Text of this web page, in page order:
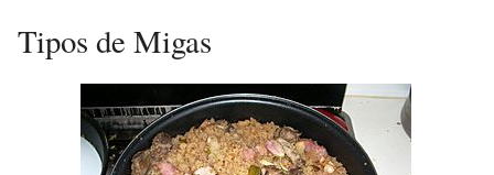
Tipos de Migas